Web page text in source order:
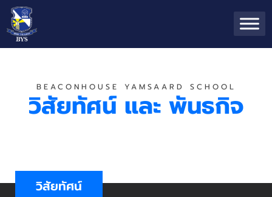
BEACONHOUSE YAMSAARD SCHOOL
วิสัยทัศน์ และ พันธกิจ
วิสัยทัศน์